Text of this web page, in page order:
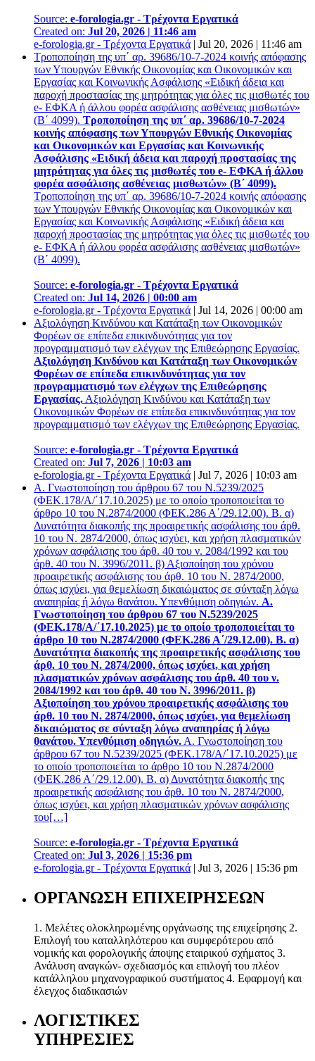
Source: e-forologia.gr - Τρέχοντα Εργατικά
Created on: Jul 20, 2026 | 11:46 am
e-forologia.gr - Τρέχοντα Εργατικά | Jul 20, 2026 | 11:46 am
Τροποποίηση της υπ΄ αρ. 39686/10-7-2024 κοινής απόφασης
των Υπουργών Εθνικής Οικονομίας και Οικονομικών και
Εργασίας και Κοινωνικής Ασφάλισης «Ειδική άδεια και
παροχή προστασίας της μητρότητας για όλες τις μισθωτές του
e- ΕΦΚΑ ή άλλου φορέα ασφάλισης ασθένειας μισθωτών»
(Β΄ 4099). Τροποποίηση της υπ΄ αρ. 39686/10-7-2024
κοινής απόφασης των Υπουργών Εθνικής Οικονομίας
και Οικονομικών και Εργασίας και Κοινωνικής
Ασφάλισης «Ειδική άδεια και παροχή προστασίας της
μητρότητας για όλες τις μισθωτές του e- ΕΦΚΑ ή άλλου
φορέα ασφάλισης ασθένειας μισθωτών» (Β΄ 4099).
Τροποποίηση της υπ΄ αρ. 39686/10-7-2024 κοινής απόφασης
των Υπουργών Εθνικής Οικονομίας και Οικονομικών και
Εργασίας και Κοινωνικής Ασφάλισης «Ειδική άδεια και
παροχή προστασίας της μητρότητας για όλες τις μισθωτές του
e- ΕΦΚΑ ή άλλου φορέα ασφάλισης ασθένειας μισθωτών»
(Β΄ 4099).
Source: e-forologia.gr - Τρέχοντα Εργατικά
Created on: Jul 14, 2026 | 00:00 am
e-forologia.gr - Τρέχοντα Εργατικά | Jul 14, 2026 | 00:00 am
Αξιολόγηση Κινδύνου και Κατάταξη των Οικονομικών
Φορέων σε επίπεδα επικινδυνότητας για τον
προγραμματισμό των ελέγχων της Επιθεώρησης Εργασίας.
Αξιολόγηση Κινδύνου και Κατάταξη των Οικονομικών
Φορέων σε επίπεδα επικινδυνότητας για τον
προγραμματισμό των ελέγχων της Επιθεώρησης
Εργασίας. Αξιολόγηση Κινδύνου και Κατάταξη των
Οικονομικών Φορέων σε επίπεδα επικινδυνότητας για τον
προγραμματισμό των ελέγχων της Επιθεώρησης Εργασίας.
Source: e-forologia.gr - Τρέχοντα Εργατικά
Created on: Jul 7, 2026 | 10:03 am
e-forologia.gr - Τρέχοντα Εργατικά | Jul 7, 2026 | 10:03 am
Α. Γνωστοποίηση του άρθρου 67 του Ν.5239/2025
(ΦΕΚ.178/Α/΄17.10.2025) με το οποίο τροποποιείται το
άρθρο 10 του Ν.2874/2000 (ΦΕΚ.286 Α΄/29.12.00). Β. α)
Δυνατότητα διακοπής της προαιρετικής ασφάλισης του άρθ.
10 του Ν. 2874/2000, όπως ισχύει, και χρήση πλασματικών
χρόνων ασφάλισης του άρθ. 40 του ν. 2084/1992 και του
άρθ. 40 του Ν. 3996/2011. β) Αξιοποίηση του χρόνου
προαιρετικής ασφάλισης του άρθ. 10 του Ν. 2874/2000,
όπως ισχύει, για θεμελίωση δικαιώματος σε σύνταξη λόγω
αναπηρίας ή λόγω θανάτου. Υπενθύμιση οδηγιών. Α.
Γνωστοποίηση του άρθρου 67 του Ν.5239/2025
(ΦΕΚ.178/Α/΄17.10.2025) με το οποίο τροποποιείται το
άρθρο 10 του Ν.2874/2000 (ΦΕΚ.286 Α΄/29.12.00). Β. α)
Δυνατότητα διακοπής της προαιρετικής ασφάλισης του
άρθ. 10 του Ν. 2874/2000, όπως ισχύει, και χρήση
πλασματικών χρόνων ασφάλισης του άρθ. 40 του ν.
2084/1992 και του άρθ. 40 του Ν. 3996/2011. β)
Αξιοποίηση του χρόνου προαιρετικής ασφάλισης του
άρθ. 10 του Ν. 2874/2000, όπως ισχύει, για θεμελίωση
δικαιώματος σε σύνταξη λόγω αναπηρίας ή λόγω
θανάτου. Υπενθύμιση οδηγιών. Α. Γνωστοποίηση του
άρθρου 67 του Ν.5239/2025 (ΦΕΚ.178/Α/΄17.10.2025) με
το οποίο τροποποιείται το άρθρο 10 του Ν.2874/2000
(ΦΕΚ.286 Α΄/29.12.00). Β. α) Δυνατότητα διακοπής της
προαιρετικής ασφάλισης του άρθ. 10 του Ν. 2874/2000,
όπως ισχύει, και χρήση πλασματικών χρόνων ασφάλισης
του[…]
Source: e-forologia.gr - Τρέχοντα Εργατικά
Created on: Jul 3, 2026 | 15:36 pm
e-forologia.gr - Τρέχοντα Εργατικά | Jul 3, 2026 | 15:36 pm
ΟΡΓΑΝΩΣΗ ΕΠΙΧΕΙΡΗΣΕΩΝ
1. Μελέτες ολοκληρωμένης οργάνωσης της επιχείρησης 2.
Επιλογή του καταλληλότερου και συμφερότερου από
νομικής και φορολογικής άποψης εταιρικού σχήματος 3.
Ανάλυση αναγκών- σχεδιασμός και επιλογή του πλέον
κατάλληλου μηχανογραφικού συστήματος 4. Εφαρμογή και
έλεγχος διαδικασιών
ΛΟΓΙΣΤΙΚΕΣ
ΥΠΗΡΕΣΙΕΣ